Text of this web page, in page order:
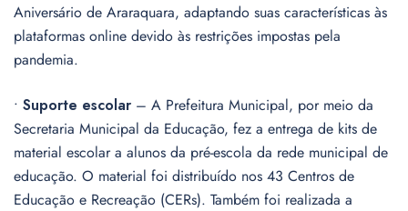
Aniversário de Araraquara, adaptando suas características às
plataformas online devido às restrições impostas pela
pandemia.
• Suporte escolar – A Prefeitura Municipal, por meio da
Secretaria Municipal da Educação, fez a entrega de kits de
material escolar a alunos da pré-escola da rede municipal de
educação. O material foi distribuído nos 43 Centros de
Educação e Recreação (CERs). Também foi realizada a